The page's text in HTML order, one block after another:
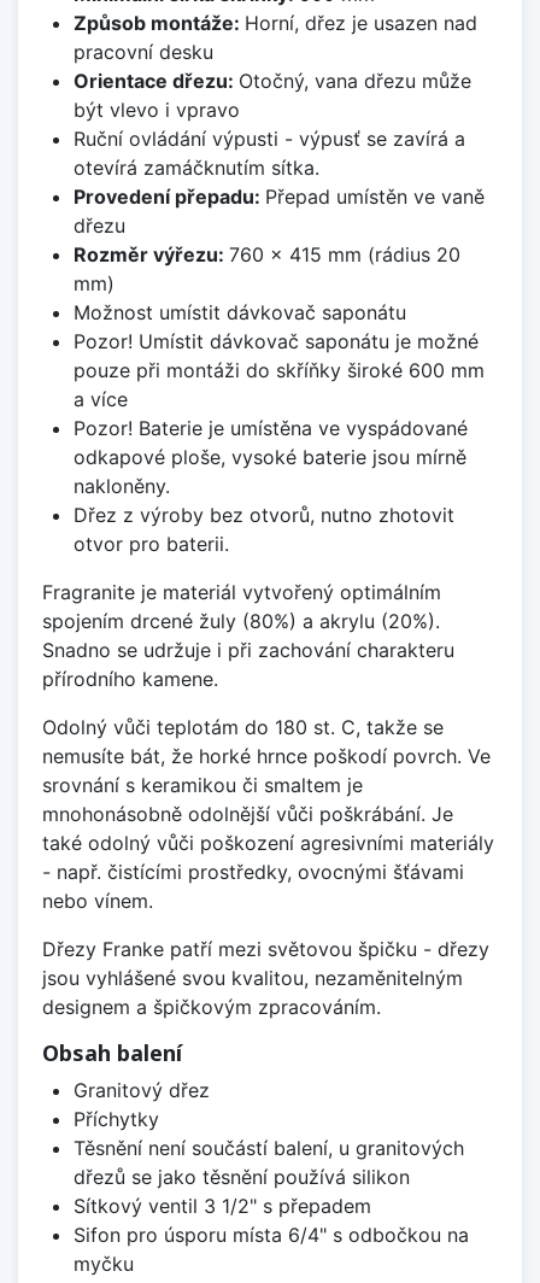
Způsob montáže: Horní, dřez je usazen nad
pracovní desku
Orientace dřezu: Otočný, vana dřezu může
být vlevo i vpravo
Ruční ovládání výpusti - výpusť se zavírá a
otevírá zamáčknutím sítka.
Provedení přepadu: Přepad umístěn ve vaně
dřezu
Rozměr výřezu: 760 x 415 mm (rádius 20
mm)
Možnost umístit dávkovač saponátu
Pozor! Umístit dávkovač saponátu je možné
pouze při montáži do skříňky široké 600 mm
a více
Pozor! Baterie je umístěna ve vyspádované
odkapové ploše, vysoké baterie jsou mírně
nakloněny.
Dřez z výroby bez otvorů, nutno zhotovit
otvor pro baterii.
Fragranite je materiál vytvořený optimálním
spojením drcené žuly (80%) a akrylu (20%).
Snadno se udržuje i při zachování charakteru
přírodního kamene.
Odolný vůči teplotám do 180 st. C, takže se
nemusíte bát, že horké hrnce poškodí povrch. Ve
srovnání s keramikou či smaltem je
mnohonásobně odolnější vůči poškrábání. Je
také odolný vůči poškození agresivními materiály
- např. čistícími prostředky, ovocnými šťávami
nebo vínem.
Dřezy Franke patří mezi světovou špičku - dřezy
jsou vyhlášené svou kvalitou, nezaměnitelným
designem a špičkovým zpracováním.
Obsah balení
Granitový dřez
Příchytky
Těsnění není součástí balení, u granitových
dřezů se jako těsnění používá silikon
Sítkový ventil 3 1/2" s přepadem
Sifon pro úsporu místa 6/4" s odbočkou na
myčku